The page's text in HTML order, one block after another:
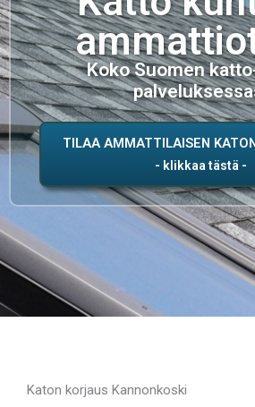
Koko Suomen
TILAA AMMATTILAISEN
Katon korjaus Kannonkoski